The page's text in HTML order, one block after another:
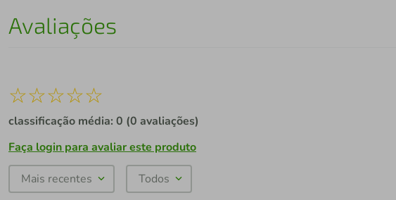
Avaliações
☆☆☆☆☆
classificação média: 0 (0 avaliações)
Faça login para avaliar este produto
Mais recentes Todos